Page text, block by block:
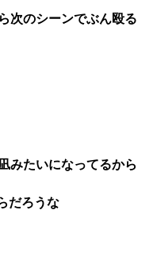
次のシーンでぶん殴る
みたいになってるから
だろうな